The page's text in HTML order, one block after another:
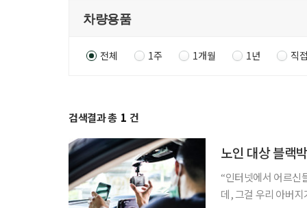
전체 1주 1개월 1년 직
검색결과 총 1 건
노인 대상 블랙
“인터넷에서 어르신
데, 그걸 우리 아버